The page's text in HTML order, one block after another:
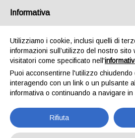
Home Interni Airbag sedile
500X
L'azienda Resta Chiusa Dal 5.08 Al
Ordine Verrà Accettato Ma La
Informativa
Utilizziamo i cookie, inclusi quelli di
informazioni sull’utilizzo del nostro sito
visitatori come specificato nell'
Puoi acconsentirne l'utilizzo chiudendo
interagendo con un link o un pulsante
informativa o continuando a navigare in
Rifiuta